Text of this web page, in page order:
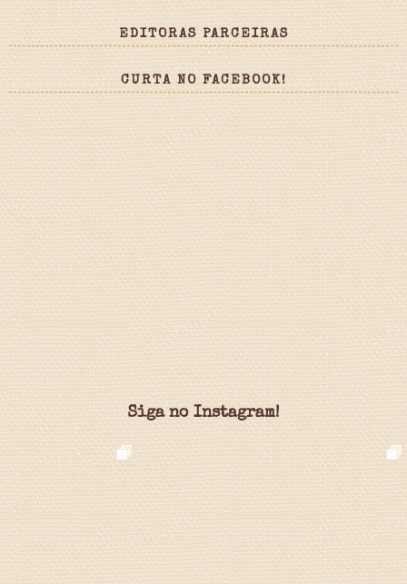
EDITORAS PARCEIRAS
CURTA NO FACEBOOK!
Siga no Instagram!